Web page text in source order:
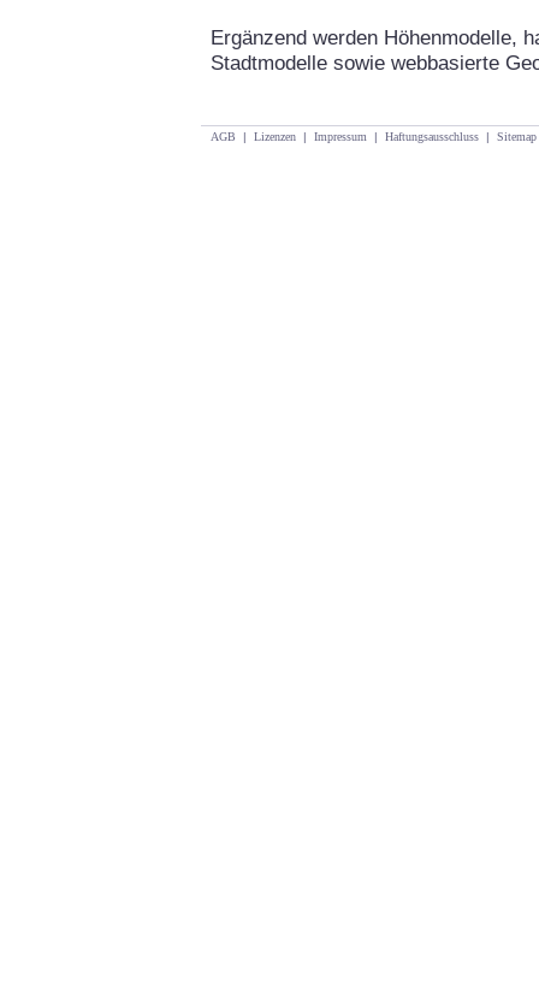
Ergänzend werden Höhenmodelle,
Stadtmodelle sowie webbasierte
AGB | Lizenzen | Impressum | Haftungsausschluss | Sitemap